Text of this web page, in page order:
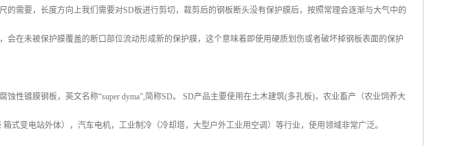
的需要，长度方向上我们需要对SD板进行剪切，裁剪后的钢板断头没有保护膜后，按照常理会逐渐与大气中的
会在未被保护膜覆盖的断口部位流动形成新的保护膜，这个意味着即使用硬质划伤或者破坏掉钢板表面的保护
性镀膜钢板，英文名称“super dyma”,简称SD。 SD产品主要使用在土木建筑(多孔板)，农业畜产（农业饲养大
式变电站外体），汽车电机，工业制冷（冷却塔，大型户外工业用空调）等行业，使用领域非常广泛。